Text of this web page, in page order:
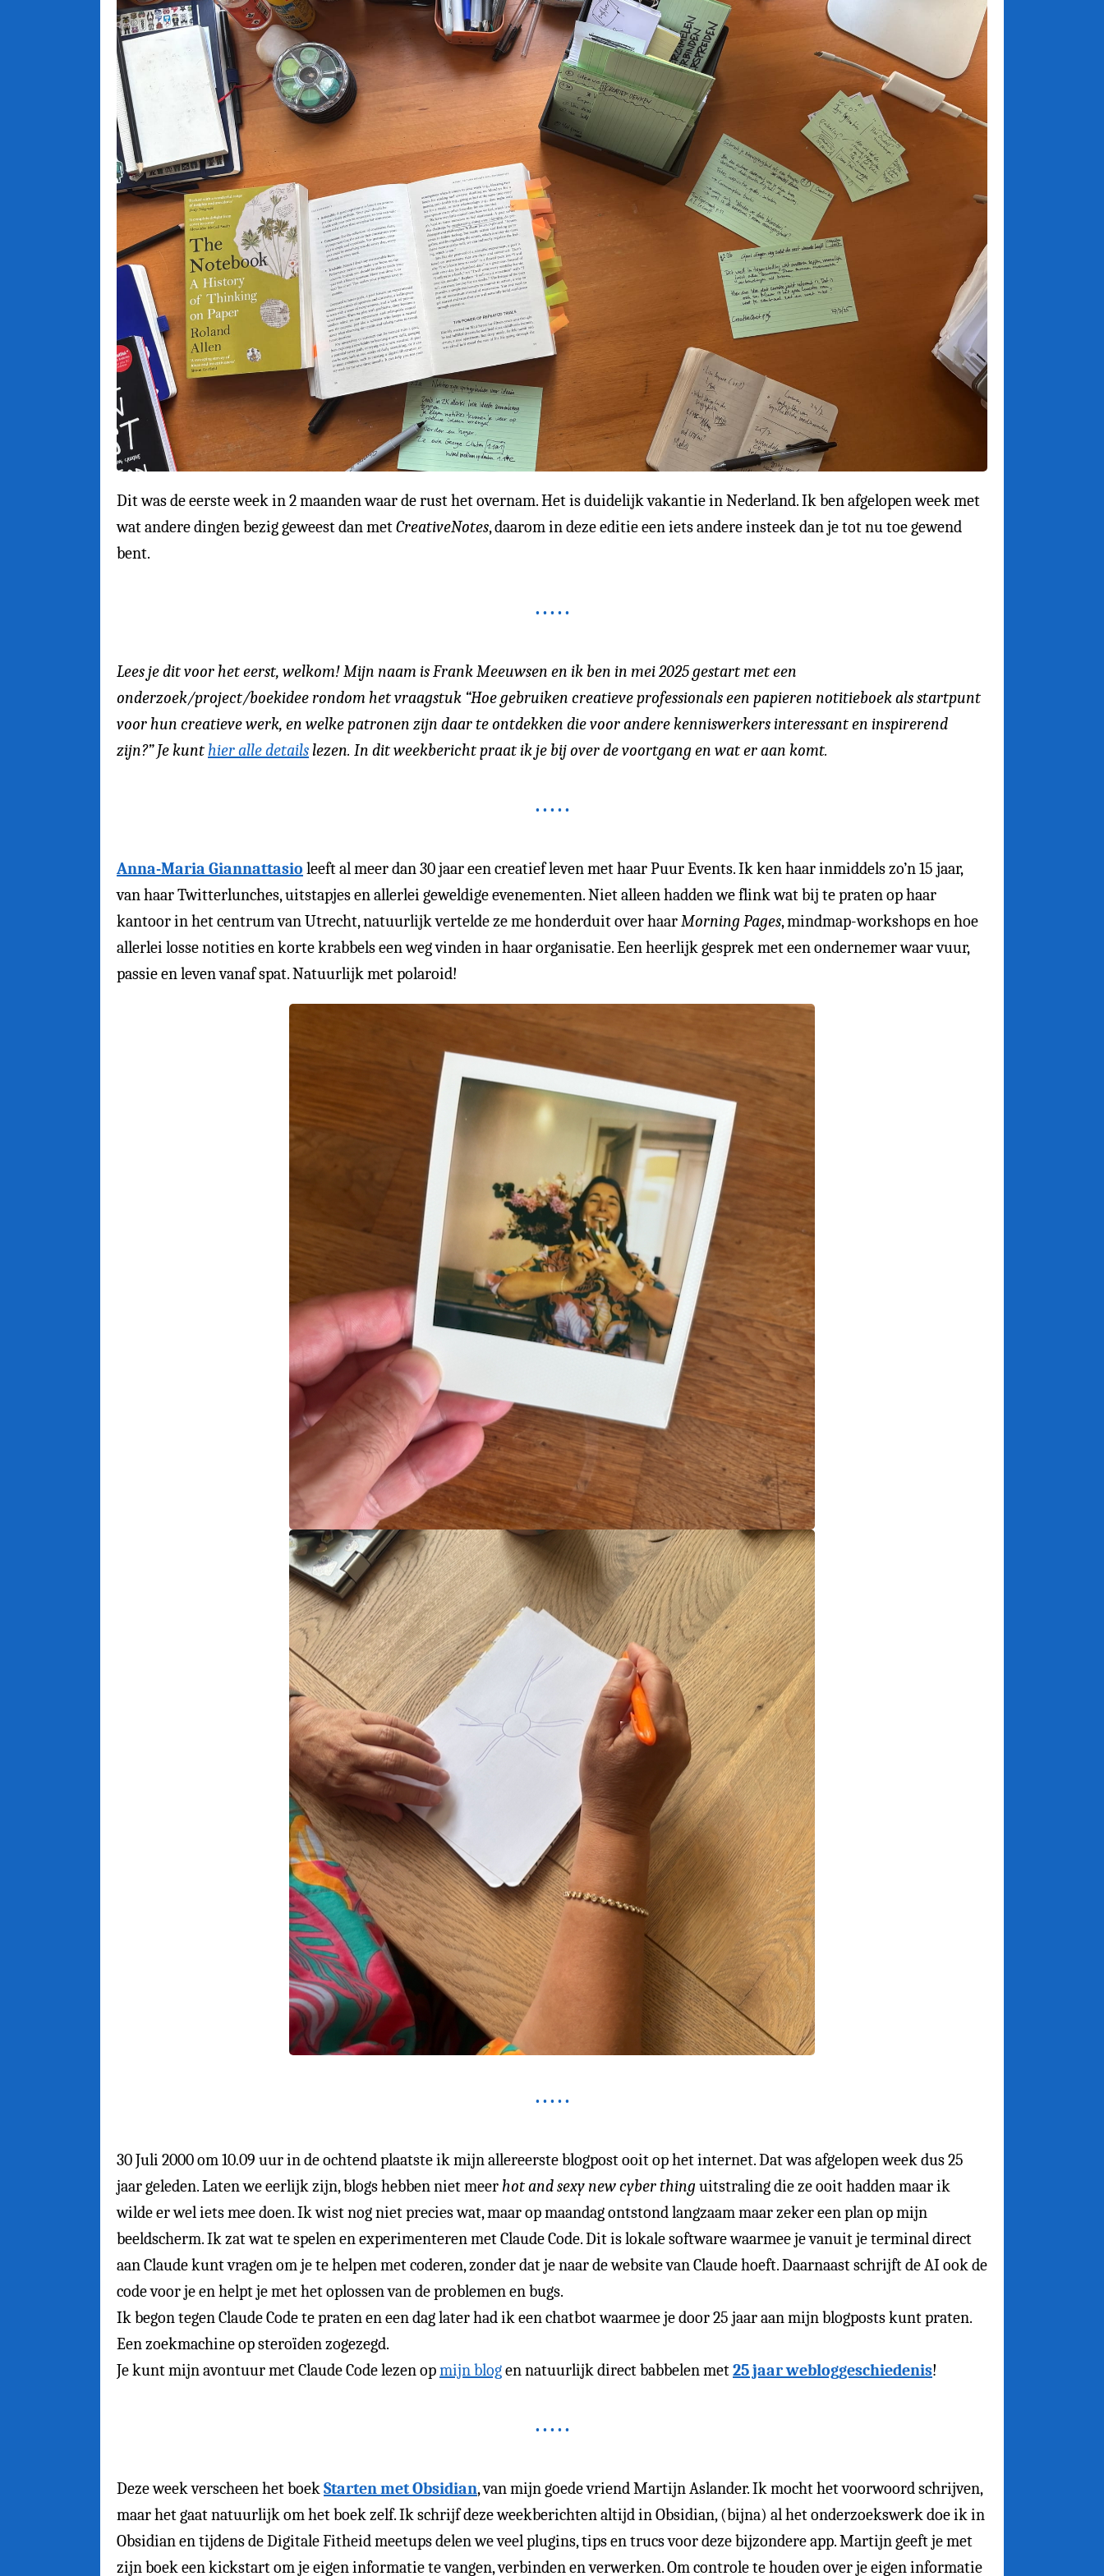
Dit was de eerste week in 2 maanden waar de rust het overnam. Het is duidelijk vakantie in Nederland. Ik ben afgelopen week met
wat andere dingen bezig geweest dan metCreativeNotes, daarom in deze editie een iets andere insteek dan je tot nu toe gewend
bent.
Lees je dit voor het eerst, welkom! Mijn naam is Frank Meeuwsen en ik ben in mei 2025 gestart met een
onderzoek/project/boekidee rondom het vraagstuk “Hoe gebruiken creatieve professionals een papieren notitieboek als startpunt
voor hun creatieve werk, en welke patronen zijn daar te ontdekken die voor andere kenniswerkers interessant en inspirerend
zijn?” Je kunthier alle details lezen. In dit weekbericht praat ik je bij over de voortgang en wat er aan komt.
Anna-Maria Giannattasio leeft al meer dan 30 jaar een creatief leven met haar Puur Events. Ik ken haar inmiddels zo’n 15 jaar,
van haar Twitterlunches, uitstapjes en allerlei geweldige evenementen. Niet alleen hadden we flink wat bij te praten op haar
kantoor in het centrum van Utrecht, natuurlijk vertelde ze me honderduit over haarMorning Pages, mindmap-workshops en hoe
allerlei losse notities en korte krabbels een weg vinden in haar organisatie. Een heerlijk gesprek met een ondernemer waar vuur,
passie en leven vanaf spat. Natuurlijk met polaroid!
30 Juli 2000 om 10.09 uur in de ochtend plaatste ik mijn allereerste blogpost ooit op het internet. Dat was afgelopen week dus 25
jaar geleden. Laten we eerlijk zijn, blogs hebben niet meerhot and sexy new cyber thing uitstraling die ze ooit hadden maar ik
wilde er wel iets mee doen. Ik wist nog niet precies wat, maar op maandag ontstond langzaam maar zeker een plan op mijn
beeldscherm. Ik zat wat te spelen en experimenteren met Claude Code. Dit is lokale software waarmee je vanuit je terminal direct
aan Claude kunt vragen om je te helpen met coderen, zonder dat je naar de website van Claude hoeft. Daarnaast schrijft de AI ook de
code voor je en helpt je met het oplossen van de problemen en bugs.
Ik begon tegen Claude Code te praten en een dag later had ik een chatbot waarmee je door 25 jaar aan mijn blogposts kunt praten.
Een zoekmachine op steroïden zogezegd.
Je kunt mijn avontuur met Claude Code lezen opmijn blogen natuurlijk direct babbelen met25 jaar webloggeschiedenis!
Deze week verscheen het boekStarten met Obsidian, van mijn goede vriend Martijn Aslander. Ik mocht het voorwoord schrijven,
maar het gaat natuurlijk om het boek zelf. Ik schrijf deze weekberichten altijd in Obsidian, (bijna) al het onderzoekswerk doe ik in
Obsidian en tijdens de Digitale Fitheid meetups delen we veel plugins, tips en trucs voor deze bijzondere app. Martijn geeft je met
zijn boek een kickstart om je eigen informatie te vangen, verbinden en verwerken. Om controle te houden over je eigen informatie